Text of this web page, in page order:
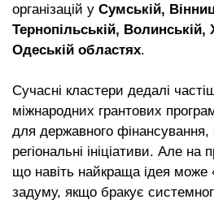
організацій у Сумській,
Тернопільській, Волинській,
Одеській областях.
Сучасні кластери дедалі
міжнародних грантових
для державного фінансування,
регіональні ініціативи. Але на
що навіть найкраща ідея може
задуму, якщо бракує